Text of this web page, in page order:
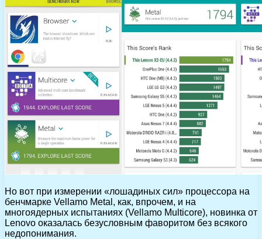
Но вот при измерении «лошадиных сил» процессора на
бенчмарке Vellamo Metal, как, впрочем, и на
многоядерных испытаниях (Vellamo Multicore), новинка от
Lenovo оказалась безусловным фаворитом без всякого
недопонимания.